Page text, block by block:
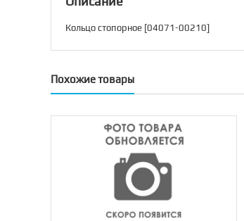
Кольцо стопорное [04071-00210]
Похожие товары